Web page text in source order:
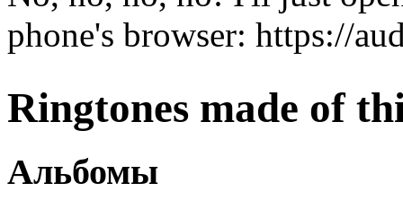
phone's browser: https://
Ringtones made of
Альбомы